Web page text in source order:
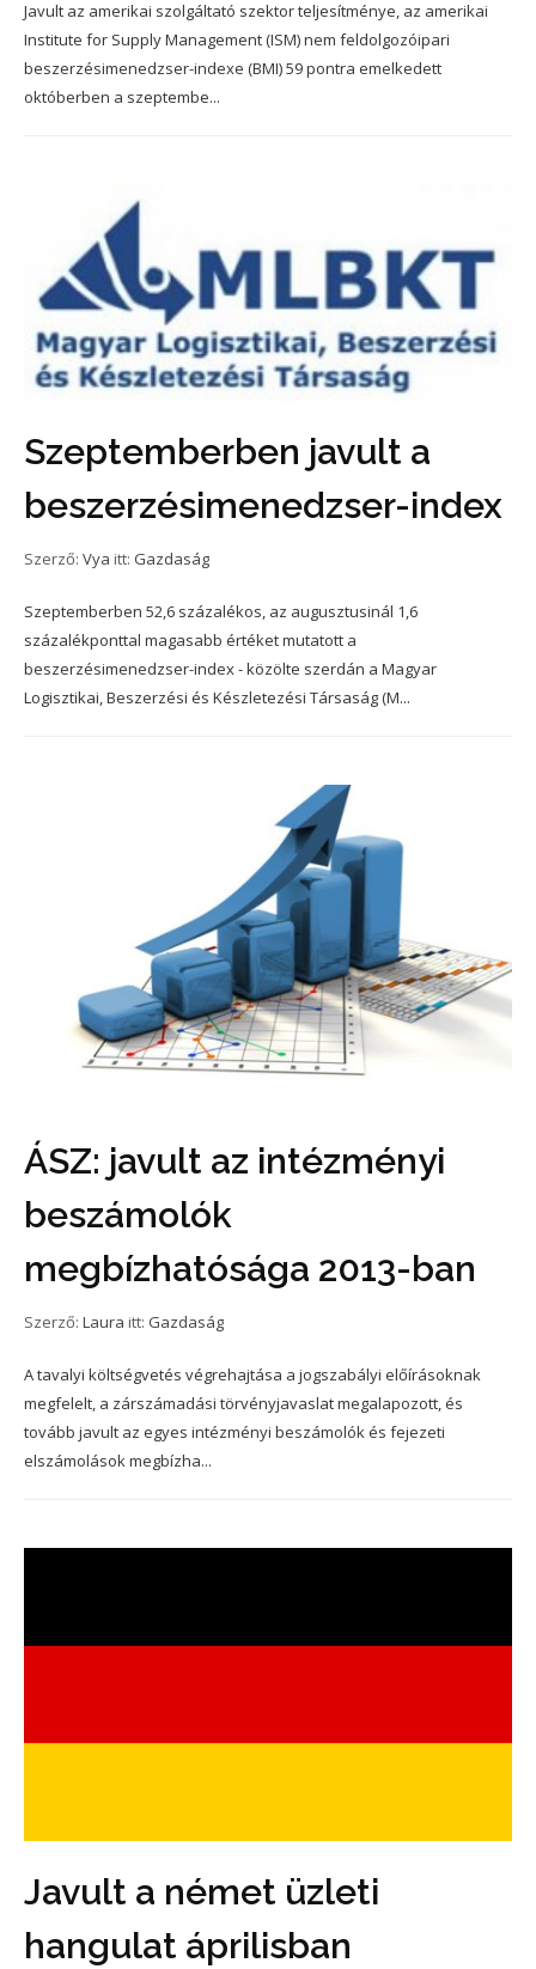
Javult az amerikai szolgáltató szektor teljesítménye, az amerikai
Institute for Supply Management (ISM) nem feldolgozóipari
beszerzésimenedzser-indexe (BMI) 59 pontra emelkedett
októberben a szeptembe...
Szeptemberben javult a
beszerzésimenedzser-index
Szerző: Vya itt: Gazdaság
Szeptemberben 52,6 százalékos, az augusztusinál 1,6
százalékponttal magasabb értéket mutatott a
beszerzésimenedzser-index - közölte szerdán a Magyar
Logisztikai, Beszerzési és Készletezési Társaság (M...
ÁSZ: javult az intézményi
beszámolók
megbízhatósága 2013-ban
Szerző: Laura itt: Gazdaság
A tavalyi költségvetés végrehajtása a jogszabályi előírásoknak
megfelelt, a zárszámadási törvényjavaslat megalapozott, és
tovább javult az egyes intézményi beszámolók és fejezeti
elszámolások megbízha...
Javult a német üzleti
hangulat áprilisban